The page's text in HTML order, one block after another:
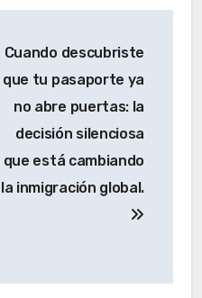
Cuando descubriste
que tu pasaporte ya
no abre puertas: la
decisión silenciosa
que está cambiando
la inmigración global.